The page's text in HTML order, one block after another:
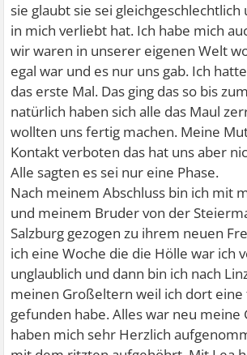
sie glaubt sie sei gleichgeschlechtlich
in mich verliebt hat. Ich habe mich
wir waren in unserer eigenen Welt
egal war und es nur uns gab. Ich
das erste Mal. Das ging das so bis
natürlich haben sich alle das Maul
wollten uns fertig machen. Meine
Kontakt verboten das hat uns aber
Alle sagten es sei nur eine Phase.
Nach meinem Abschluss bin ich mit
und meinem Bruder von der
Salzburg gezogen zu ihrem neuen
ich eine Woche die die Hölle war ich
unglaublich und dann bin ich nach
meinen Großeltern weil ich dort
gefunden habe. Alles war neu meine
haben mich sehr Herzlich